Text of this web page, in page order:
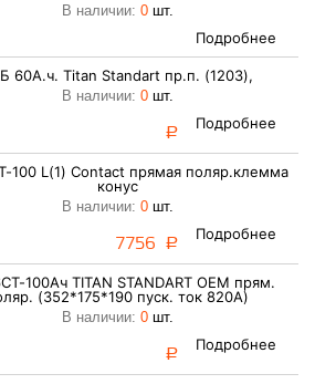
В наличии: 0шт.
Подробнее
60А.ч. Titan Standart пр.п. (1203),
В наличии: 0шт.
Подробнее
a
100 L(1) Contact прямая поляр.клемма
конус
В наличии: 0шт.
Подробнее
7756 a
100Ач TITAN STANDART ОЕМ прям.
(352*175*190 пуск. ток 820А)
В наличии: 0шт.
Подробнее
a